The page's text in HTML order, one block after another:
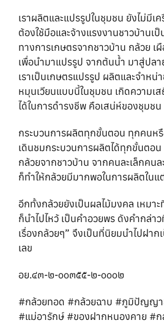
เราผลิตและแปรรูปในชุมชน ยังไม่มีเ
ต้องใช้มือและจ้างแรงงานชาวบ้านเ
ทางการเกษตรจากชาวบ้าน กล้วย
เพื่อนำมาแปรรูป จากต้นน้ำ มาสู่ปลา
เราเป็นเกษตรแปรรูป ผลิตและจำหน่
หมุนเวียนแบบนี้ในชุมชน เกิดความเ
ได้ในการดำรงชีพ คือเสน่ห์ของชุมชน
กระบวนการผลิตทุกขั้นตอน ทุกคนห
เดินชมกระบวนการผลิตได้ทุกขั้นตอ
กล้วยจากชาวบ้าน จากคนละเล็กคน
ก็ทำให้กล้วยมีมากพอในการผลิตในแ
อีกทั้งกล้วยยังเป็นผลไม้มงคล เหมาะ
ก็นำไปไหว้ เป็นคำอวยพร ดังคำกล่า
เรื่องกล้วยๆ” จึงเป็นที่นิยมนำไปฝา
เลข
อย.๔๓-๒-๐๐๓๕๕-๒-๐๐๐๒
#กล้วยทอด #กล้วยฉาบ #ภูมิปัญญา
#แม่อารักษ์ #ของฝากหนองคาย #